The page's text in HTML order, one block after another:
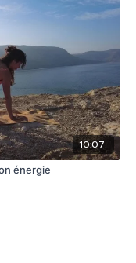
10:07
énergie